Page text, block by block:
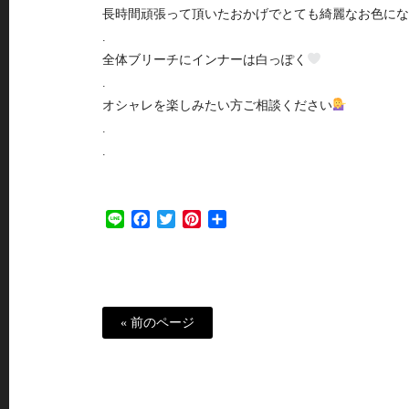
長時間頑張って頂いたおかげでとても綺麗なお色に
.
全体ブリーチにインナーは白っぽく
.
オシャレを楽しみたい方ご相談ください
.
.
Line FacebookTwitterPinterest
« 前のページ